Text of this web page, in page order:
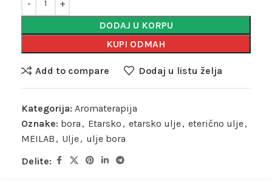
DODAJ U KORPU
KUPI ODMAH
Add to compare Dodaj u listu želja
Kategorija: Aromaterapija
Oznake: bora , Etarsko , etarsko ulje, eterično ulje,
MEILAB , Ulje, ulje bora
Delite: